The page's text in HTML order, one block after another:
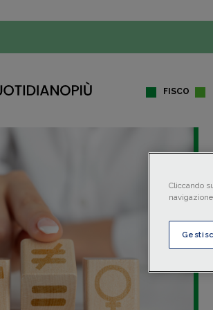
FISCO
Cliccando